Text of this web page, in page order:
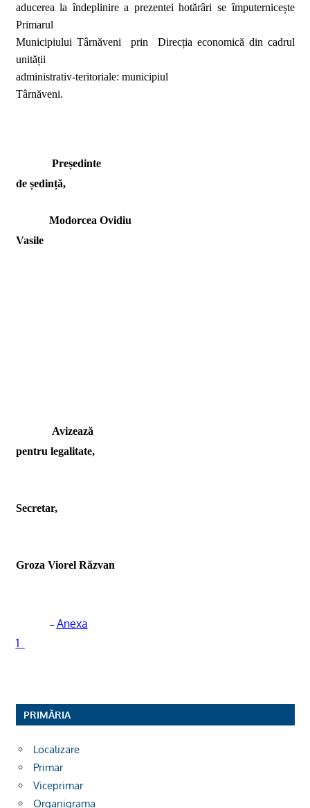
aducerea la îndeplinire a prezentei hotărâri se împuternicește
Primarul
Municipiului Târnăveni
prin
Direcția economică din cadrul
unității
administrativ-teritoriale: municipiul
Târnăveni.
Președinte
de ședință,
Modorcea Ovidiu
Vasile
Avizează
pentru legalitate,
Secretar,
Groza Viorel Răzvan
–Anexa
1
PRIMĂRIA
Localizare
Primar
Viceprimar
Organigrama